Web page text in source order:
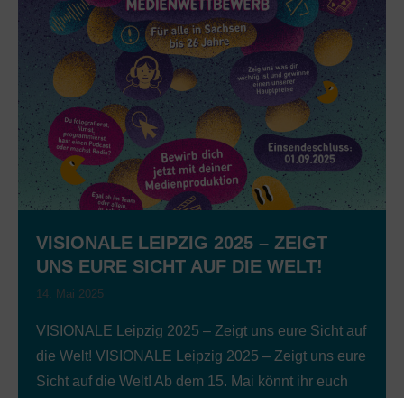
VISIONALE LEIPZIG 2025 – ZEIGT
UNS EURE SICHT AUF DIE WELT!
14. Mai 2025
VISIONALE Leipzig 2025 – Zeigt uns eure Sicht auf
die Welt! VISIONALE Leipzig 2025 – Zeigt uns eure
Sicht auf die Welt! Ab dem 15. Mai könnt ihr euch